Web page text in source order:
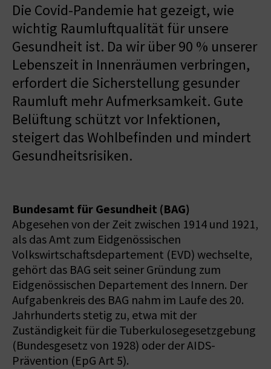
Die Covid-Pandemie hat gezeigt, wie
wichtig Raumluftqualität für unsere
Gesundheit ist. Da wir über 90 % unserer
Lebenszeit in Innenräumen verbringen,
erfordert die Sicherstellung gesunder
Raumluft mehr Aufmerksamkeit. Gute
Belüftung schützt vor Infektionen,
steigert das Wohlbefinden und mindert
Gesundheitsrisiken.
Bundesamt für Gesundheit (BAG)
Abgesehen von der Zeit zwischen 1914 und 1921,
als das Amt zum Eidgenössischen
Volkswirtschaftsdepartement (EVD) wechselte,
gehört das BAG seit seiner Gründung zum
Eidgenössischen Departement des Innern. Der
Aufgabenkreis des BAG nahm im Laufe des 20.
Jahrhunderts stetig zu, etwa mit der
Zuständigkeit für die Tuberkulosegesetzgebung
(Bundesgesetz von 1928) oder der AIDS-
Prävention (EpG Art 5).